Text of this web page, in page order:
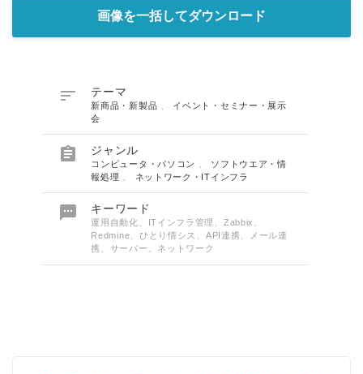
画像を一括してダウンロード
 テーマ
新商品・新製品
イベント・セミナー・展示
会
 ジャンル
コンピュータ・パソコン
ソフトウエア・情
報処理
ネットワーク・ITインフラ
 キーワード
運用自動化、ITインフラ管理、Zabbix、
Redmine、ひとり情シス、API連携、メール連
携、サーバー、ネットワーク